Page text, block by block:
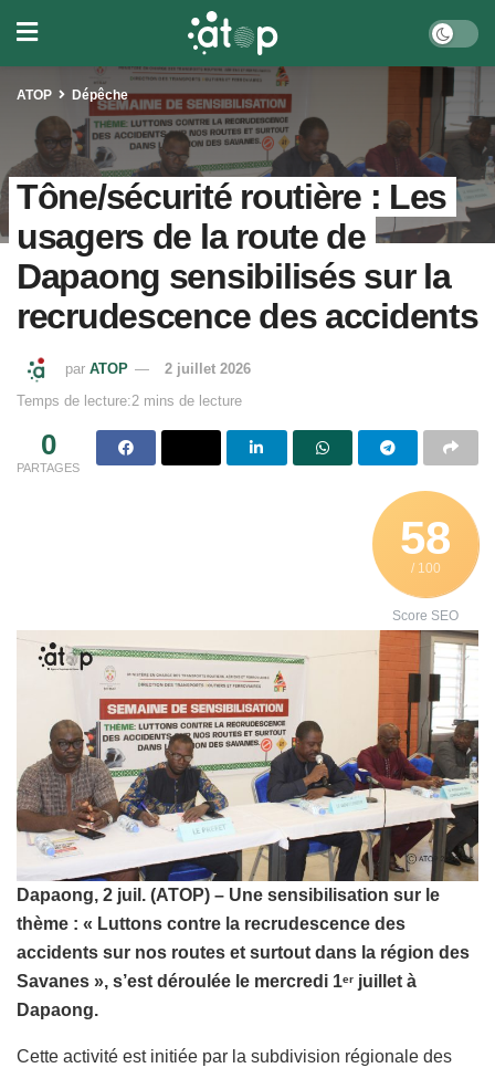
ATOP Dépêche
Tône/sécurité routière : Les
usagers de la route de
Dapaong sensibilisés sur la
recrudescence des accidents
par ATOP
2 juillet 2026
Temps de lecture:2 mins de lecture
0
PARTAGES
58
/ 100
Score SEO
Dapaong, 2 juil. (ATOP) – Une sensibilisation sur le
thème : « Luttons contre la recrudescence des
accidents sur nos routes et surtout dans la région des
Savanes », s’est déroulée le mercredi 1er juillet à
Dapaong.
Cette activité est initiée par la subdivision régionale des